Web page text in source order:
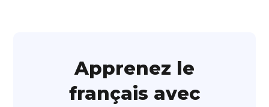
Apprenez le
français avec